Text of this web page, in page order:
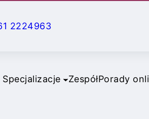
2224963
Specjalizacje ZespółPorady